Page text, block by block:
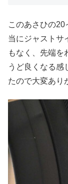
このあさひの20
当にジャストサ
もなく、先端を
うど良くなる感
たので大変あり